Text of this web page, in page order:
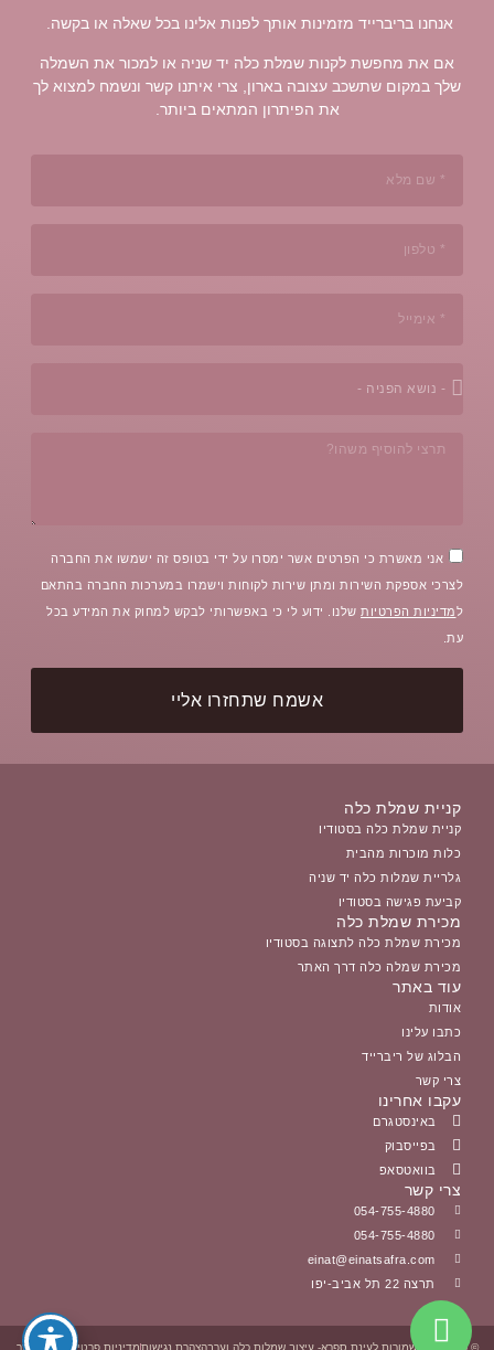
אנחנו בריברייד מזמינות אותך לפנות אלינו בכל שאלה או בקשה.
אם את מחפשת לקנות שמלת כלה יד שניה או למכור את השמלה
שלך במקום שתשכב עצובה בארון, צרי איתנו קשר ונשמח למצוא לך
את הפיתרון המתאים ביותר.
אני מאשרת כי הפרטים אשר ימסרו על ידי בטופס זה ישמשו את החברה
לצרכי אספקת השירות ומתן שירות לקוחות וישמרו במערכות החברה בהתאם
למדיניות הפרטיות שלנו. ידוע לי כי באפשרותי לבקש למחוק את המידע בכל
עת.
אשמח שתחזרו אליי
קניית שמלת כלה
קניית שמלת כלה בסטודיו
כלות מוכרות מהבית
גלריית שמלות כלה יד שניה
קביעת פגישה בסטודיו
מכירת שמלת כלה
מכירת שמלת כלה לתצוגה בסטודיו
מכירת שמלה כלה דרך האתר
עוד באתר
אודות
כתבו עלינו
הבלוג של ריברייד
צרי קשר
עקבו אחרינו
באינסטגרם
בפייסבוק
בוואטסאפ
צרי קשר
054-755-4880
054-755-4880
einat@einatsafra.com
תרצה 22 תל אביב-יפו
© כל הזכויות שמורות לעינת ספרא- עיצוב שמלות כלה וערבהצהרת נגישותמדיניות פרטיות תקנון אתר